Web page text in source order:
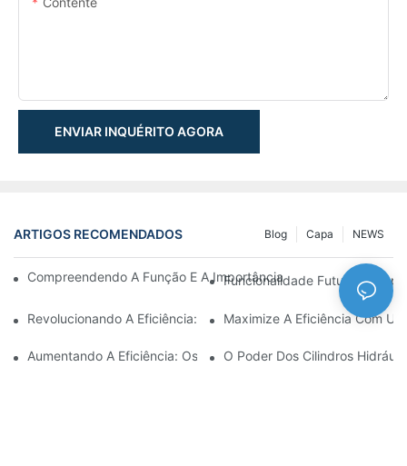
ENVIAR INQUÉRITO AGORA
ARTIGOS RECOMENDADOS NEWS
Capa
Blog
Compreendendo A Função E A Importância Dos Cilindros
Funcionalidade Futurista:
Revolucionando A Eficiência: O Cilindro Telescópico Elétrico
Maximize A Eficiência Com
Aumentando A Eficiência: Os Benefícios De Um Cilindro
O Poder Dos Cilindros